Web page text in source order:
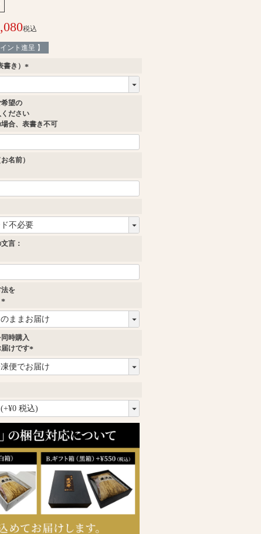
税込
ント進呈 】
き）
(
望の
ださい
合、表書き不可
名前）
言：
を
(
必
須
)
時購入
けです
(
必